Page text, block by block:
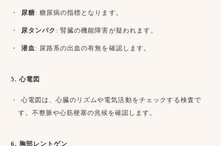
尿糖: 糖尿病の指標となります。
尿タンパク : 腎臓の機能障害が疑われます。
潜血: 尿路系の出血の有無を確認します。
5. 心電図
心電図は、心臓のリズムや電気活動をチェックする検査で
す。不整脈や心筋梗塞の兆候を確認します。
6. 胸部レントゲン